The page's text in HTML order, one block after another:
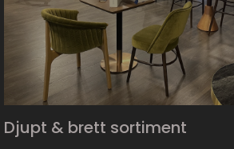
Djupt & brett sortiment